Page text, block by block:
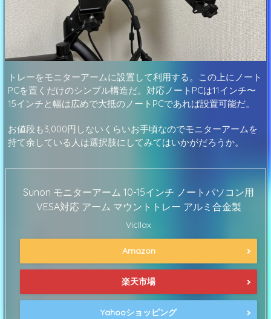
トレーをモニターアームに設置して利用する。この上にノート
PCを置くだけのシンプル構造だ。対応ノートPCは11インチ〜
15インチと幅は広めで大抵のノートPCであれば設置可能だ。
お値段も3,000円しないくらいお手頃なのでモニターアームを
持て余している人は選択肢にしてみてはいかがだろうか。
Sunon モニターアーム 10-15インチ ノートパソコン用
VESA対応 アーム マウントトレー アルミ合金製
Vicllax
Amazon
楽天市場
Yahooショッピング